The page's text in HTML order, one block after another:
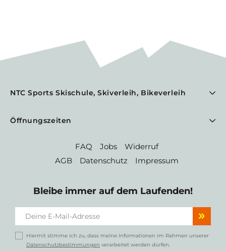
NTC Sports Skischule, Skiverleih, Bikeverleih
Öffnungszeiten
FAQ Jobs
Widerruf
AGB
Datenschutz Impressum
Bleibe immer auf dem Laufenden!
Hiermit stimme ich zu, dass meine Informationen im Rahmen unserer
Datenschutzbestimmungen verarbeitet werden dürfen.